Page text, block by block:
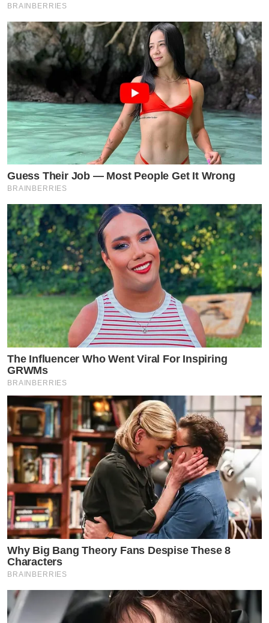
BRAINBERRIES
Guess Their Job — Most People Get It Wrong
BRAINBERRIES
The Influencer Who Went Viral For Inspiring
GRWMs
BRAINBERRIES
Why Big Bang Theory Fans Despise These 8
Characters
BRAINBERRIES